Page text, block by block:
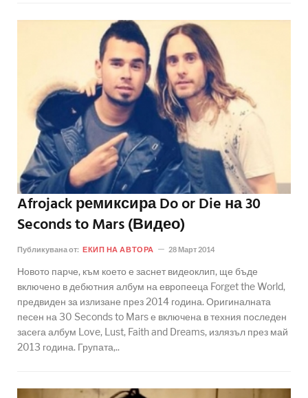
Afrojack ремиксира Do or Die на 30
Seconds to Mars (Видео)
Публикувана от: ЕКИП НА АВТОРА 28 Март 2014
Новото парче, към което е заснет видеоклип, ще бъде
включено в дебютния албум на европееца Forget the World,
предвиден за излизане през 2014 година. Оригиналната
песен на 30 Seconds to Mars е включена в техния последен
засега албум Love, Lust, Faith and Dreams, излязъл през май
2013 година. Групата,..